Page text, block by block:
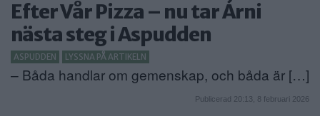
Efter Vår Pizza – nu tar Árni
nästa steg i Aspudden
ASPUDDEN LYSSNA PÅ ARTIKELN
– Båda handlar om gemenskap, och båda är […]
Publicerad 20:13, 8 februari 2026